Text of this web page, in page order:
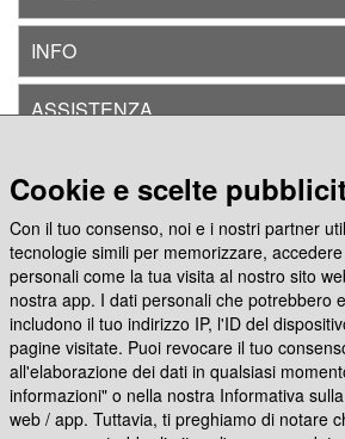
Promo
Foto
Figurine
personalizzate
Foto
adesive
INFO
ASSISTENZA
Seguici su
App Photocity Gratis
Cookie e scelte
Con il tuo consenso, noi e i nostri partner
tecnologie simili per memorizzare,
personali come la tua visita al nostro sito
nostra app. I dati personali che potrebbero
includono il tuo indirizzo IP, l'ID del
pagine visitate. Puoi revocare il tuo
all'elaborazione dei dati in qualsiasi
informazioni" o nella nostra Informativa
web / app. Tuttavia, ti preghiamo di notare